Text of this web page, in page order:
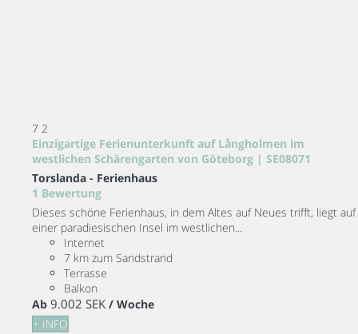
7 2
Einzigartige Ferienunterkunft auf Långholmen im
westlichen Schärengarten von Göteborg | SE08071
Torslanda - Ferienhaus
1 Bewertung
Dieses schöne Ferienhaus, in dem Altes auf Neues trifft, liegt auf
einer paradiesischen Insel im westlichen...
Internet
7 km zum Sandstrand
Terrasse
Balkon
Ab 9.002 SEK / Woche
+ INFO